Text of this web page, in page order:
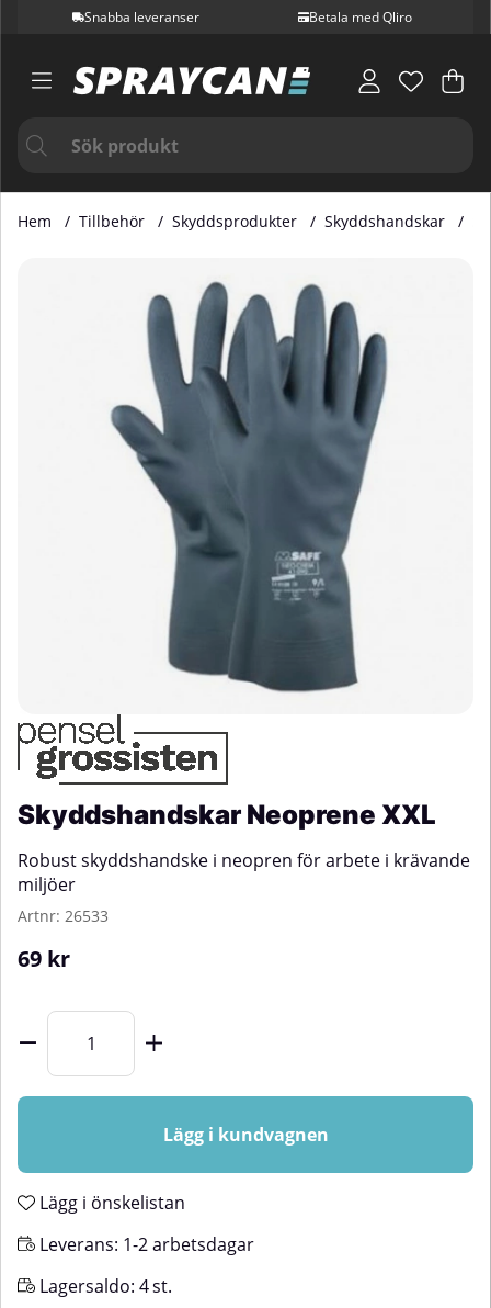
Snabba leveranser Betala med Qliro
.
Hem Tillbehör Skyddsprodukter Skyddshandskar
Skyddshandskar Neoprene XXL
Robust skyddshandske i neopren för arbete i krävande
miljöer
Artnr: 26533
69 kr
Lägg i kundvagnen
Lägg i önskelistan
Leverans: 1-2 arbetsdagar
Lagersaldo: 4st.